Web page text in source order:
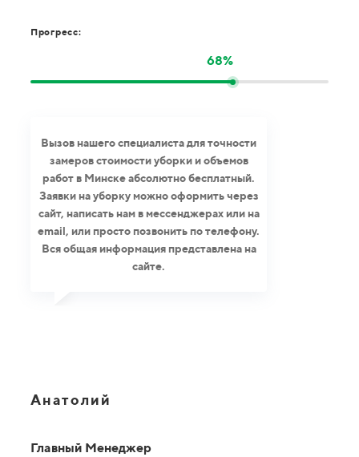
Прогресс:
68%
Вызов нашего специалиста для точности
замеров стоимости уборки и объемов
работ в Минске абсолютно бесплатный.
Заявки на уборку можно оформить через
сайт, написать нам в мессенджерах или на
email, или просто позвонить по телефону.
Вся общая информация представлена на
сайте.
Анатолий
Главный Менеджер